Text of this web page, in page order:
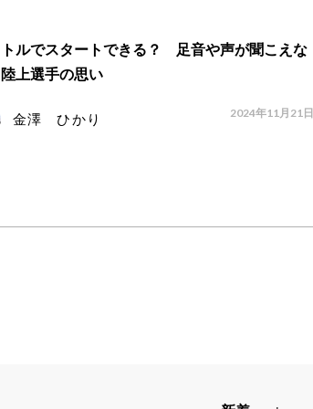
ルでスタートできる？ 足音や声が聞こえな
上選手の思い
金澤 ひかり 2024年11月21日